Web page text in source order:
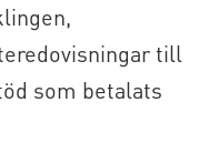
till
som betalats